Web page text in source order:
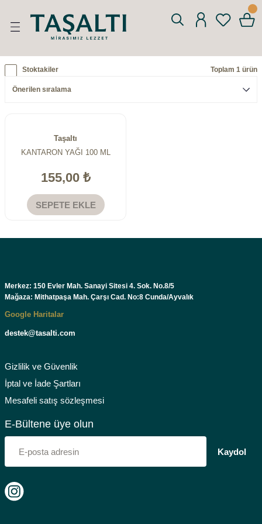
Geri Dön
Geri Dön
Geri Dön
Geri Dön
Stoktakiler Toplam 1 ürün
Taşaltı
KANTARON YAĞI 100 ML
155,00 ₺
SEPETE EKLE
Merkez: 150 Evler Mah. Sanayi Sitesi 4. Sok. No.8/5
Mağaza: Mithatpaşa Mah. Çarşı Cad. No:8 Cunda/Ayvalık
Google Haritalar
destek@tasalti.com
Gizlilik ve Güvenlik
İptal ve İade Şartları
Mesafeli satış sözleşmesi
E-Bültene üye olun
Kaydol